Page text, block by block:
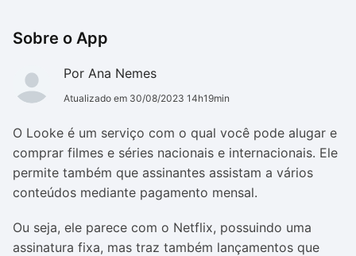
Sobre o App
Por Ana Nemes
Atualizado em 30/08/2023 14h19min
O Looke é um serviço com o qual você pode alugar e
comprar filmes e séries nacionais e internacionais. Ele
permite também que assinantes assistam a vários
conteúdos mediante pagamento mensal.
Ou seja, ele parece com o Netflix, possuindo uma
assinatura fixa, mas traz também lançamentos que